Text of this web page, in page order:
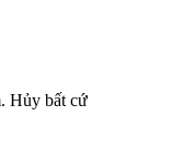
Hủy bất cứ